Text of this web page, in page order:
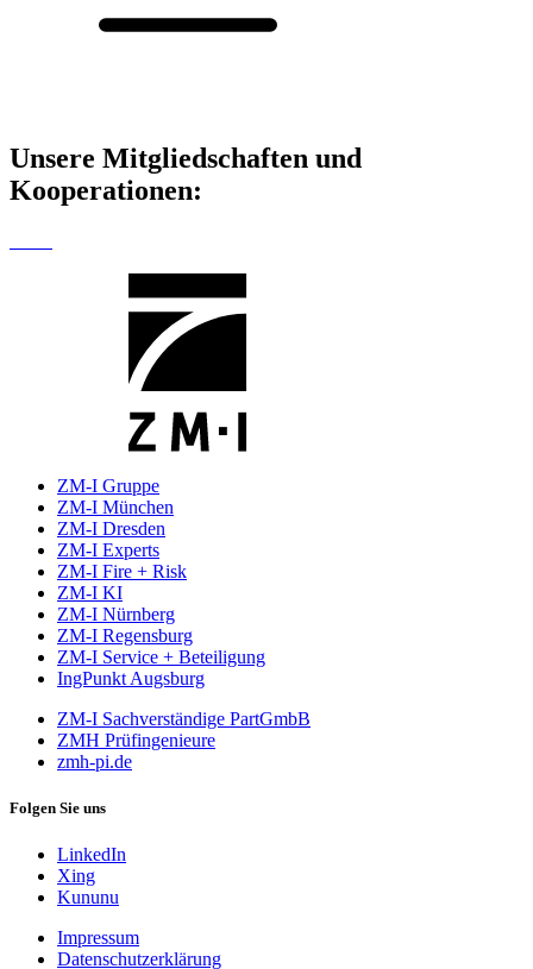
Unsere Mitgliedschaften und
Kooperationen:
ZM-I Gruppe
ZM-I München
ZM-I Dresden
ZM-I Experts
ZM-I Fire + Risk
ZM-I KI
ZM-I Nürnberg
ZM-I Regensburg
ZM-I Service + Beteiligung
IngPunkt Augsburg
ZM-I Sachverständige PartGmbB
ZMH Prüfingenieure
zmh-pi.de
Folgen Sie uns
LinkedIn
Xing
Kununu
Impressum
Datenschutzerklärung